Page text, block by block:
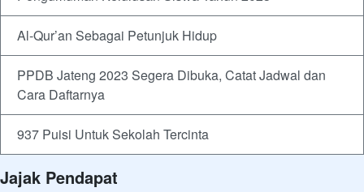
Al-Qur’an Sebagai Petunjuk Hidup
PPDB Jateng 2023 Segera Dibuka, Catat Jadwal dan
Cara Daftarnya
937 Puisi Untuk Sekolah Tercinta
Jajak Pendapat